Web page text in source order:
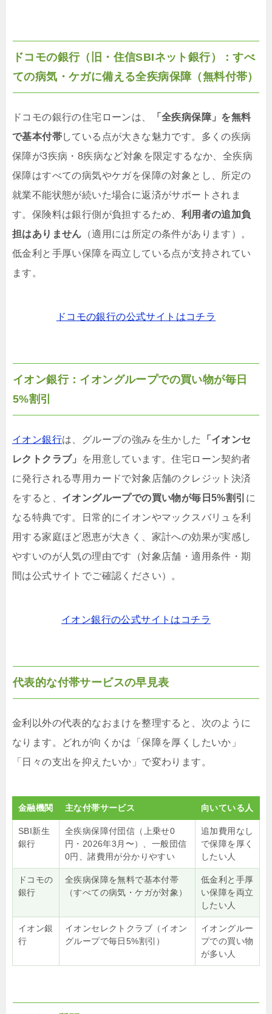
ドコモの銀行（旧・住信SBIネット銀行）：すべ
ての病気・ケガに備える全疾病保障（無料付帯）
ドコモの銀行の住宅ローンは、
「全疾病保障」を無料
で基本付帯している点が大きな魅力です。多くの疾病
保障が3疾病・8疾病など対象を限定するなか、全疾病
保障はすべての病気やケガを保障の対象とし、所定の
就業不能状態が続いた場合に返済がサポートされま
す。保険料は銀行側が負担するため、 利用者の追加負
担はありません （適用には所定の条件があります）。
低金利と手厚い保障を両立している点が支持されてい
ます。
ドコモの銀行の公式サイトはコチラ
イオン銀行：イオングループでの買い物が毎日
5%割引
イオン銀行は、グループの強みを生かした
「イオンセ
レクトクラブ」
を用意しています。住宅ローン契約者
に発行される専用カードで対象店舗のクレジット決済
をすると、 イオングループでの買い物が毎日5%割引 に
なる特典です。日常的にイオンやマックスバリュを利
用する家庭ほど恩恵が大きく、家計への効果が実感し
やすいのが人気の理由です（対象店舗・適用条件・期
間は公式サイトでご確認ください）。
イオン銀行の公式サイトはコチラ
代表的な付帯サービスの早見表
金利以外の代表的なおまけを整理すると、次のように
なります。どれが向くかは「保障を厚くしたいか」
「日々の支出を抑えたいか」で変わります。
金融機関 主な付帯サービス 向いている人
SBI新生
銀行
全疾病保障付団信（上乗せ0
円・2026年3月〜）、一般団信
0円、諸費用が分かりやすい
追加費用なし
で保障を厚く
したい人
ドコモの
銀行
全疾病保障を無料で基本付帯
（すべての病気・ケガが対象）
低金利と手厚
い保障を両立
したい人
イオン銀
行
イオンセレクトクラブ（イオン
グループで毎日5%割引）
イオングルー
プでの買い物
が多い人